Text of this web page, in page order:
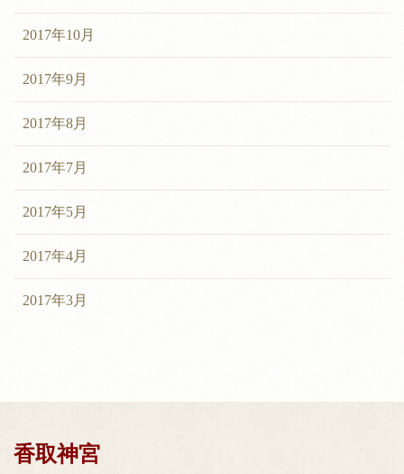
2017年10月
2017年9月
2017年8月
2017年7月
2017年5月
2017年4月
2017年3月
香取神宮